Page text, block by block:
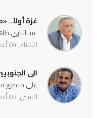
غزة أولاً..
عبد الباري
الثلاثاء, 04 أغسطس 2026 - 12:40 ص
الى
علي منصور
الاثنين, 03 أغسطس 2026 - 08:02 م